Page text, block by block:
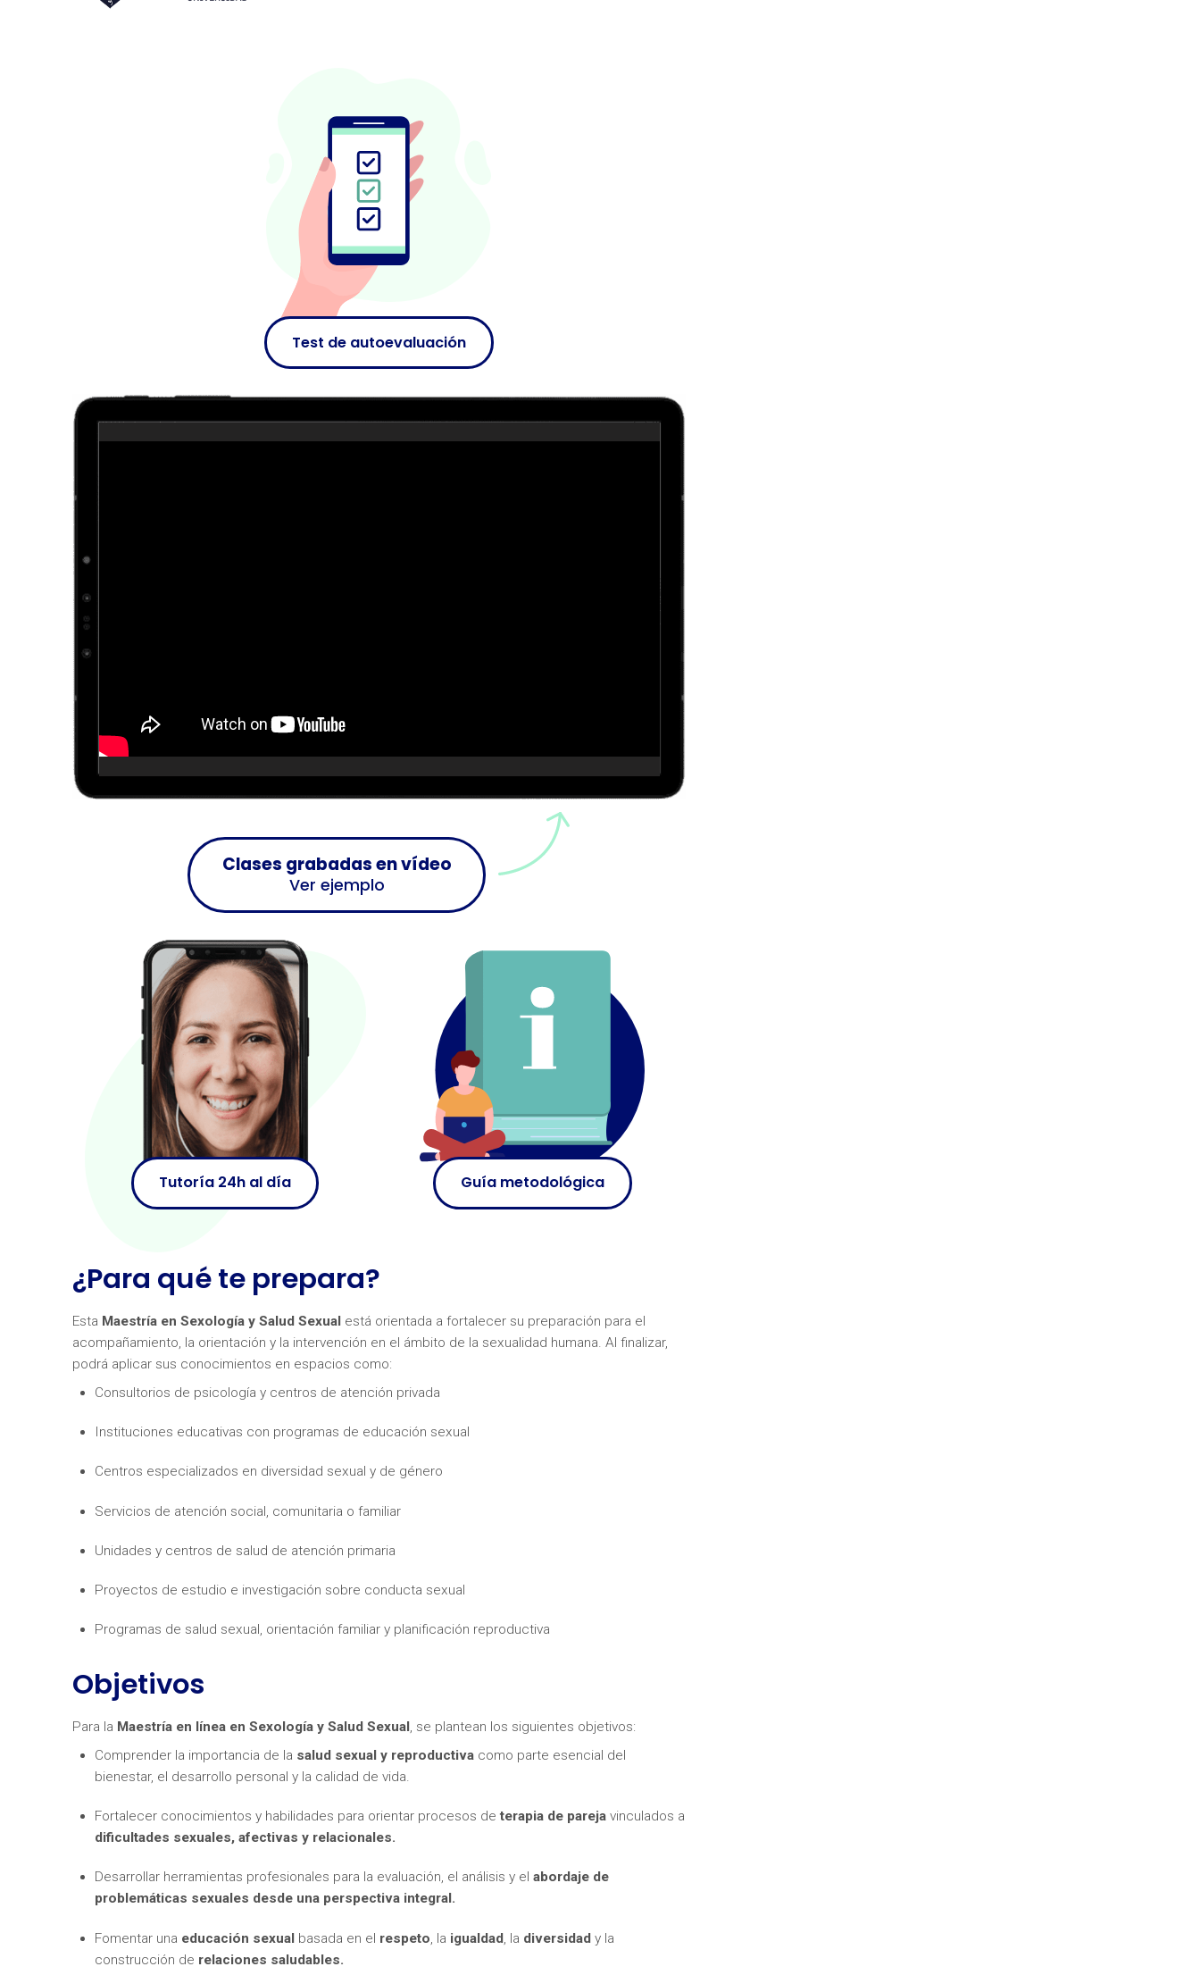
Test de autoevaluación
Clases grabadas en vídeo
Ver ejemplo
Tutoría 24h al día Guía metodológica
¿Para qué te prepara?
Esta Maestría en Sexología y Salud Sexual está orientada a fortalecer su preparación para el
acompañamiento, la orientación y la intervención en el ámbito de la sexualidad humana. Al finalizar,
podrá aplicar sus conocimientos en espacios como:
Consultorios de psicología y centros de atención privada
Instituciones educativas con programas de educación sexual
Centros especializados en diversidad sexual y de género
Servicios de atención social, comunitaria o familiar
Unidades y centros de salud de atención primaria
Proyectos de estudio e investigación sobre conducta sexual
Programas de salud sexual, orientación familiar y planificación reproductiva
Objetivos
Para la Maestría en línea en Sexología y Salud Sexual , se plantean los siguientes objetivos:
Comprender la importancia de la salud sexual y reproductiva como parte esencial del
bienestar, el desarrollo personal y la calidad de vida.
Fortalecer conocimientos y habilidades para orientar procesos deterapia de pareja vinculados a
dificultades sexuales, afectivas y relacionales.
Desarrollar herramientas profesionales para la evaluación, el análisis y elabordaje de
problemáticas sexuales desde una perspectiva integral.
Fomentar una educación sexual basada en el respeto, la igualdad, la diversidad y la
construcción de relaciones saludables.
¿Necesitas más información sobre un curso?